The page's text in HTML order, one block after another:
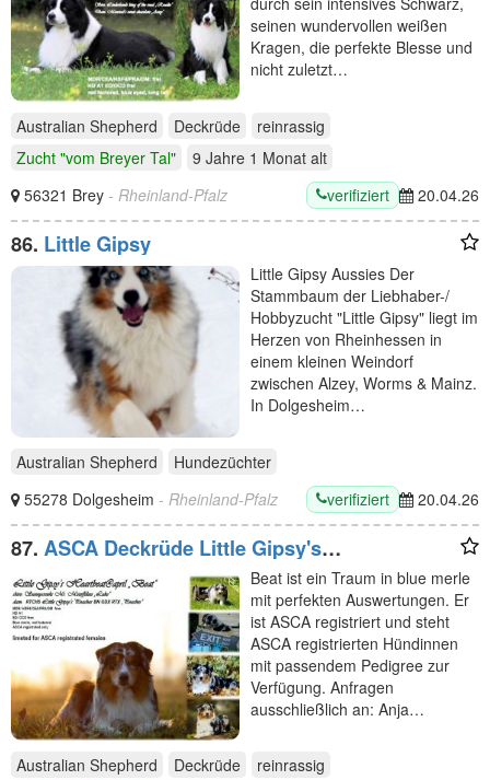
seinen wundervollen weißen
Kragen, die perfekte Blesse und
nicht zuletzt…
Australian Shepherd Deckrüde
reinrassig
Zucht "vom Breyer Tal"
9 Jahre 1 Monat alt
56321 Brey - Rheinland-Pfalz verifiziert 20.04.26
86. Little Gipsy
Little Gipsy Aussies Der
Stammbaum der Liebhaber-/
Hobbyzucht "Little Gipsy" liegt im
Herzen von Rheinhessen in
einem kleinen Weindorf
zwischen Alzey, Worms & Mainz.
In Dolgesheim…
Australian Shepherd
Hundezüchter
55278 Dolgesheim - Rheinland-Pfalz verifiziert 20.04.26
87. ASCA Deckrüde Little Gipsy's
Beat ist ein Traum in blue merle
mit perfekten Auswertungen. Er
ist ASCA registriert und steht
ASCA registrierten Hündinnen
mit passendem Pedigree zur
Verfügung. Anfragen
ausschließlich an: Anja…
Australian Shepherd Deckrüde
reinrassig